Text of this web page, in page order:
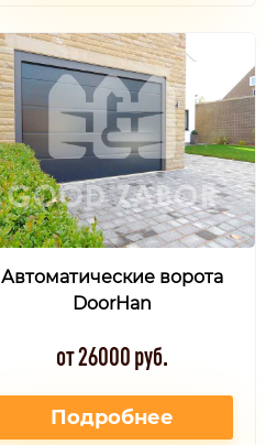
Автоматические ворота
DoorHan
от 26000 руб.
Подробнее